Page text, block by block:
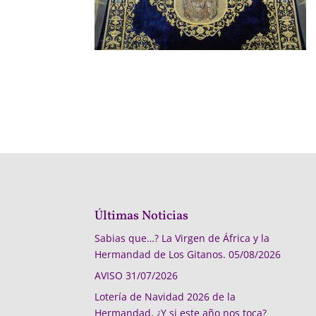
Últimas Noticias
Sabias que…? La Virgen de África y la
Hermandad de Los Gitanos. 05/08/2026
AVISO 31/07/2026
Lotería de Navidad 2026 de la
Hermandad, ¿Y si este año nos toca?